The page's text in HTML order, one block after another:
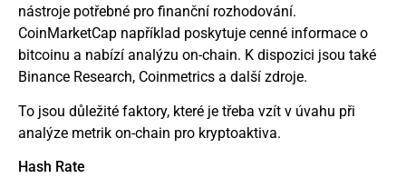
nástroje potřebné pro finanční rozhodování.
CoinMarketCap například poskytuje cenné informace o
bitcoinu a nabízí analýzu on-chain. K dispozici jsou také
Binance Research, Coinmetrics a další zdroje.
To jsou důležité faktory, které je třeba vzít v úvahu při
analýze metrik on-chain pro kryptoaktiva.
Hash Rate